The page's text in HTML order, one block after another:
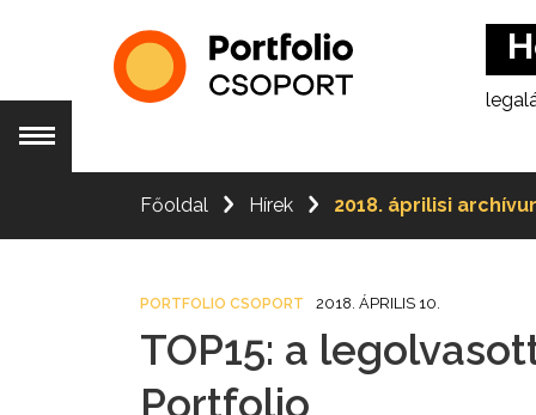
meg
Főoldal Hírek 2018. áprilisi
PORTFOLIO CSOPORT 2018. ÁPRILIS 10.
TOP15: a
Portfolio